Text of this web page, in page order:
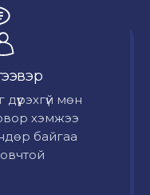
мөн
хэмжээ
байгаа